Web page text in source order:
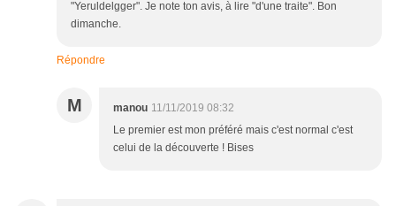
"Yeruldelgger". Je note ton avis, à lire "d'une traite". Bon
dimanche.
Répondre
M manou 11/11/2019 08:32
Le premier est mon préféré mais c'est normal c'est
celui de la découverte ! Bises